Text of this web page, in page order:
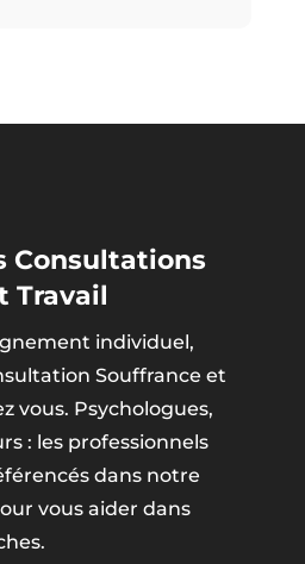
Consultations
Travail
individuel,
Souffrance et
vous. Psychologues,
: les professionnels
dans notre
vous aider dans